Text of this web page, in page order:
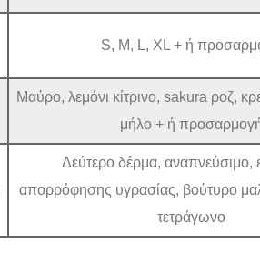
S, M, L, XL + ή
Μαύρο, λεμόνι κίτρινο, sakura ροζ,
μήλο + ή
Δεύτερο δέρμα, αναπνεύσιμο,
απορρόφησης υγρασίας, βούτυρο
τετράγωνο